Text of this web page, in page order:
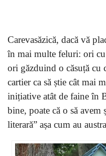
Carevasăzică, dacă vă
în mai multe feluri: ori
ori găzduind o căsuță
cartier ca să știe cât mai
inițiative atât de faine în
bine, poate că o să
literară” așa cum au